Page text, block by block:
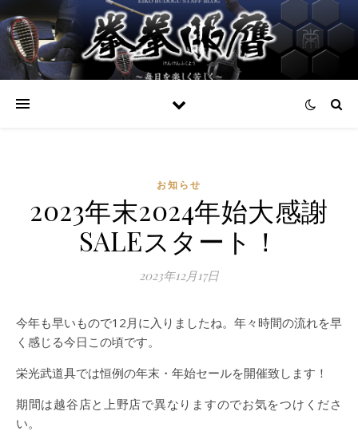
お知らせ
2023年末2024年始大感謝
SALEスタート！
2023年12月17日
今年も早いもので12月に入りましたね。年々時間の流れを早
く感じる今日この頃です。
栄光武道具では恒例の年末・年始セールを開催致します！
期間は越谷店と上野店で異なりますのでお気をつけくださ
い。